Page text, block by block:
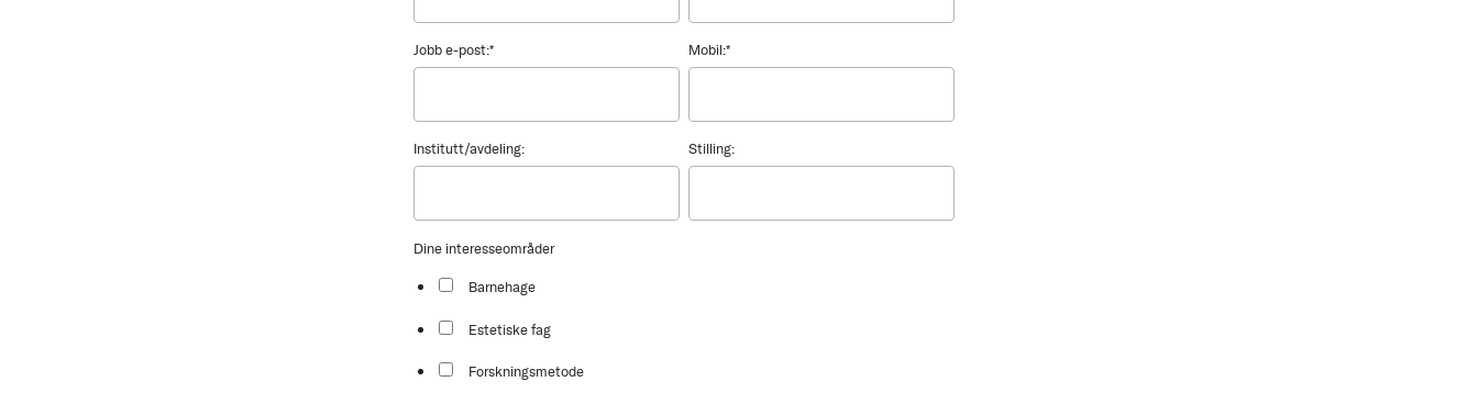
Jobb e-post:* Mobil:*
Institutt/avdeling: Stilling:
Dine interesseområder
Barnehage
Estetiske fag
Forskningsmetode